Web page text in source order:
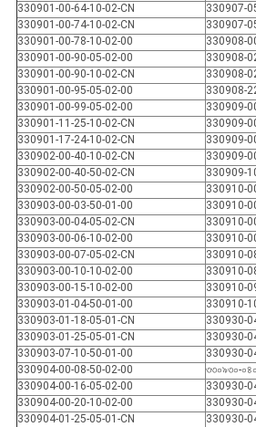
330901-00-64-10-02-CN
330907-
330901-00-74-10-02-CN
330907-
330901-00-78-10-02-00
330908-
330901-00-90-05-02-00
330908-
330901-00-90-10-02-CN
330908-
330901-00-95-05-02-00
330908-
330901-00-99-05-02-00
330909-
330901-11-25-10-02-CN
330909-
330901-17-24-10-02-CN
330909-
330902-00-40-10-02-CN
330909-
330902-00-40-50-02-CN
330909-
330902-00-50-05-02-00
330910-
330903-00-03-50-01-00
330910-
330903-00-04-05-02-CN
330910-
330903-00-06-10-02-00
330910-
330903-00-07-05-02-CN
330910-
330903-00-10-10-02-00
330910-
330903-00-15-10-02-00
330910-
330903-01-04-50-01-00
330910-
330903-01-18-05-01-CN
330930-
330903-01-25-05-01-CN
330930-
330903-07-10-50-01-00
330930-
330904-00-08-50-02-00
৩৩০৯৩০-
330904-00-16-05-02-00
330930-
330904-00-20-10-02-00
330930-
330904-01-25-05-01-CN
330930-